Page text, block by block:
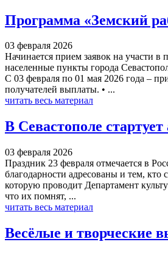
Программа «Земский
03 февраля 2026
Начинается прием заявок на участи в
населенные пункты города
С 03 февраля по 01 мая 2026 года –
получателей выплаты. • ...
читать весь материал
В Севастополе
03 февраля 2026
Праздник 23 февраля отмечается в
благодарности адресованы и тем, кто
которую проводит Департамент
что их помнят, ...
читать весь материал
Весёлые и творческие